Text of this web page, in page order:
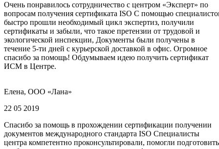
Очень понравилось сотрудничество с центром «Эксперт» по
вопросам получения сертификата ISO С помощью
быстро прошли необходимый цикл экспертиз, получили
сертификаты и забыли, что такое претензии от трудовой и
экологической инспекции, Документы были получены в
течение 5-ти дней с курьерской доставкой в офис. Огромное
спасибо за помощь! Обдумываем идею получить сертификат
ИСМ в Центре.
Елена, ООО «Лана»
22 05 2019
Спасибо за помощь в прохождении сертификации получении
документов международного стандарта ISO Специалисты
центра компетентно проконсультировали, помогли подготовить